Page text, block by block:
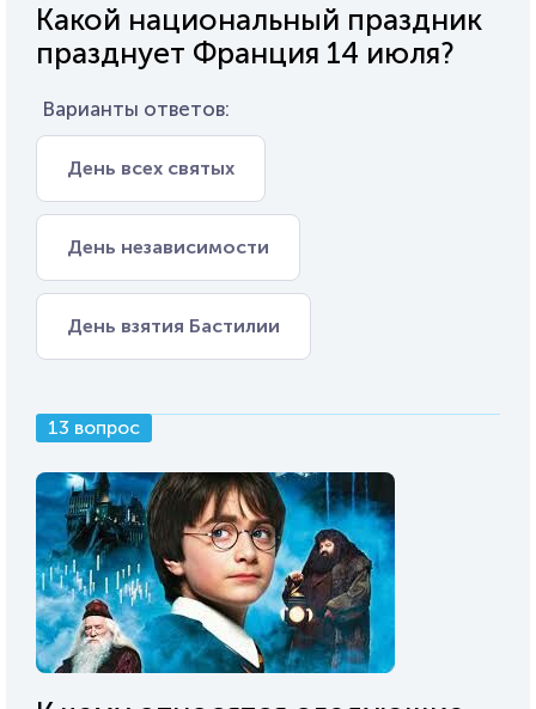
Какой национальный праздник
празднует Франция 14 июля?
Варианты ответов:
День всех святых
День независимости
День взятия Бастилии
13 вопрос